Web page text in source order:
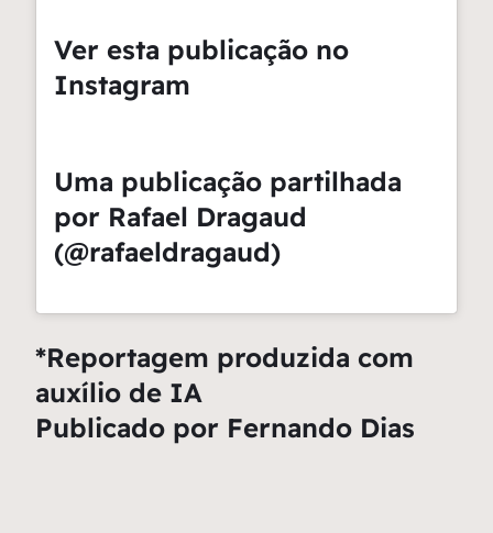
Ver esta publicação no
Instagram
Uma publicação partilhada
por Rafael Dragaud
(@rafaeldragaud)
*Reportagem produzida com
auxílio de IA
Publicado por Fernando Dias